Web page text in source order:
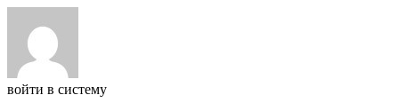
войти в систему